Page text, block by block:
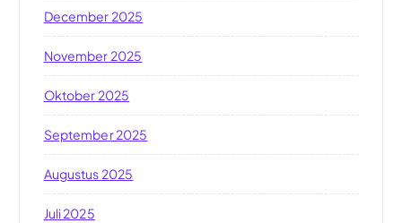
December 2025
November 2025
Oktober 2025
September 2025
Augustus 2025
Juli 2025